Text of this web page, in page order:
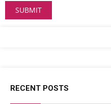
RECENT POSTS